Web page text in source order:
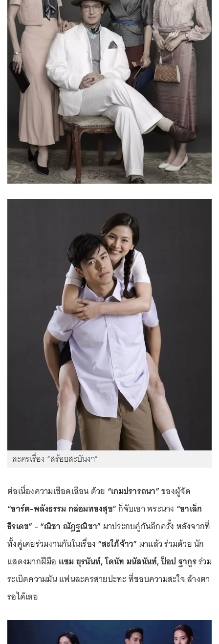
ละครเรื่อง “สร้อยสะบันงา”
ต่อเนื่องความเชือดเฉือน ด้วย “เกมปรารถนา”ของผู้จัด
“อาร์ต-พลังธรรม กล่อมทองสุข”ก็จับเอา พระนาง “อาเล็ก
ธีรเดช” - “ณิชา ณัฏฐณิชา” มาประกบคู่กันอีกครั้ง หลังจากที่
ทั้งคู่เคยร่วมงานกันในเรื่อง “สะใภ้จ้าว” มาแล้ว ร่วมด้วย นัก
แสดงมากฝีมือ แซม ยุรนันท์, โดนัท มนัสนันท์, ป็อป ฐากูรร่วม
ระเบิดความมัน แฟนละครสายปะทะ ที่ชอบความสะใจ ล้างตา
รอได้เลย